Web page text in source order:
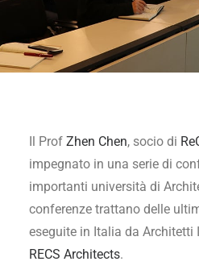
Il Prof Zhen Chen, socio di
impegnato in una serie di
importanti università di
conferenze trattano delle
eseguite in Italia da Architetti
RECS Architects.